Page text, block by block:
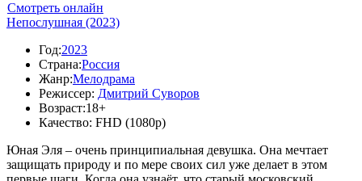
Смотреть онлайн
Непослушная (2023)
Год:2023
Страна:Россия
Жанр:Мелодрама
Режиссер: Дмитрий Суворов
Возраст:18+
Качество: FHD (1080p)
Юная Эля – очень принципиальная девушка. Она мечтает
защищать природу и по мере своих сил уже делает в этом